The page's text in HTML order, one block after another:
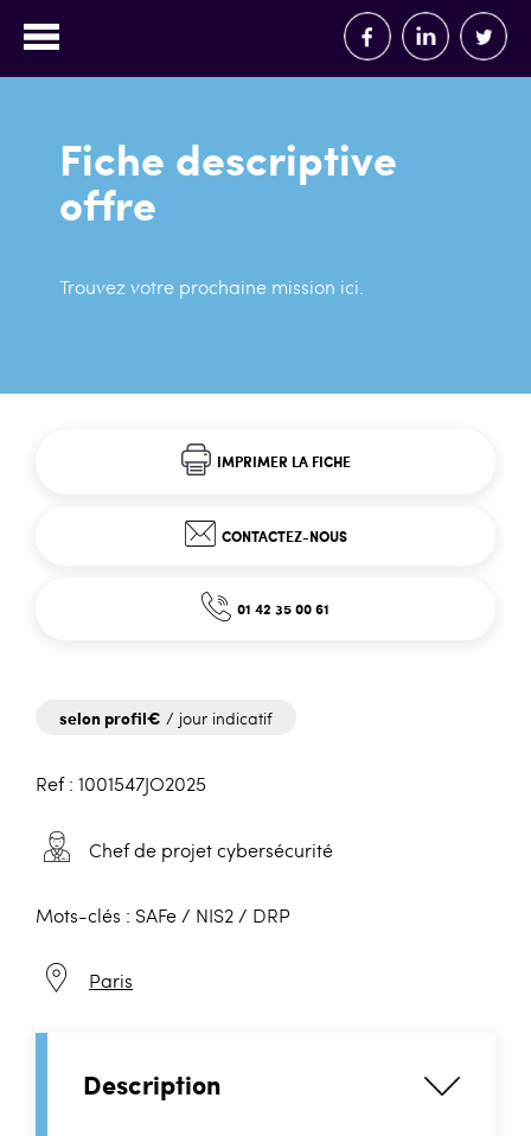
Fiche descriptive
offre
Trouvez votre prochaine mission ici.
IMPRIMER LA FICHE
CONTACTEZ-NOUS
01 42 35 00 61
selon profil€ / jour indicatif
Ref : 1001547JO2025
Chef de projet cybersécurité
Mots-clés : SAFe / NIS2 / DRP
Paris
Description